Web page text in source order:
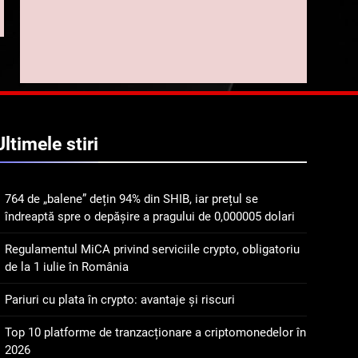
trasabilitatea cafelei
îndreaptă spre o depășire
dolari
2
Regulamentul MiCA
privind serviciile crypto,
obligatoriu de la 1 iulie în
Pariuri cu plata în crypto:
avantaje și riscuri
stiri
764 de „balene” dețin 94% din SHIB, iar prețul se
îndreaptă spre o depășire a pragului de 0,000005 dolari
Regulamentul MiCA privind serviciile crypto, obligatoriu
de la 1 iulie în România
Pariuri cu plata în crypto: avantaje și riscuri
Top 10 platforme de tranzacționare a criptomonedelor în
2026